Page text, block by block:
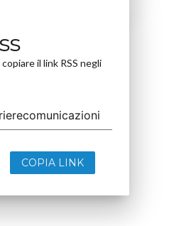
il link RSS negli
COPIA LINK